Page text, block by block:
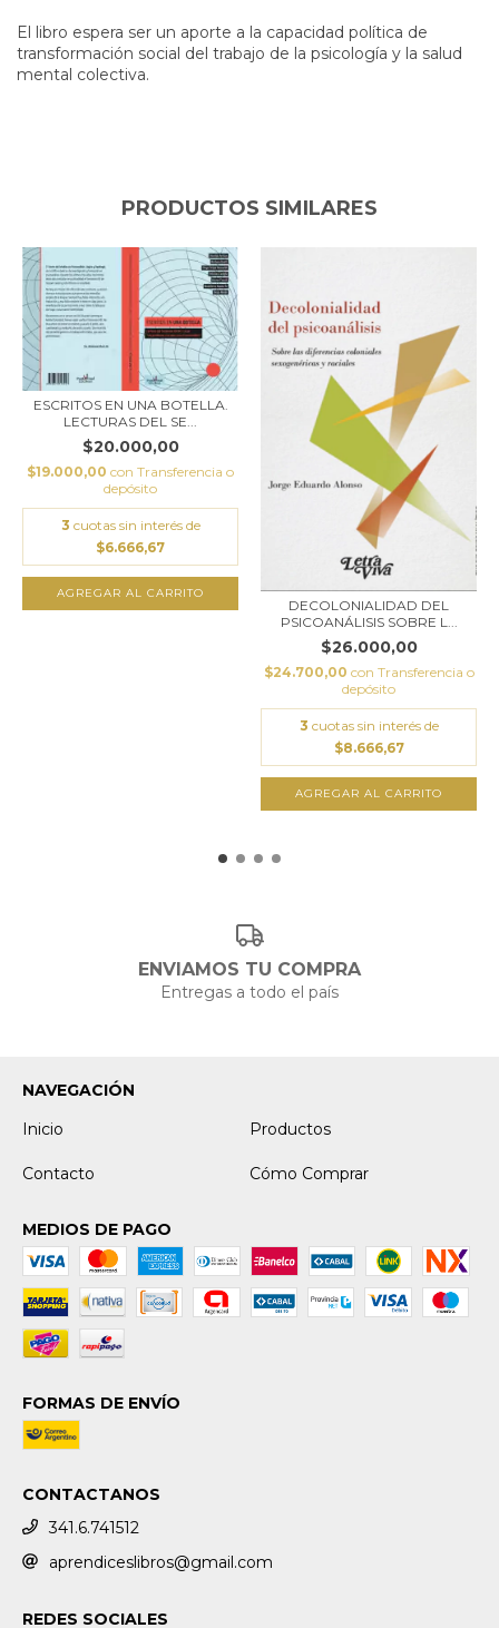
El libro espera ser un aporte a la capacidad política de
transformación social del trabajo de la psicología y la salud
mental colectiva.
PRODUCTOS SIMILARES
ESCRITOS EN UNA BOTELLA.
LECTURAS DEL SE...
$20.000,00
$19.000,00 con Transferencia o
depósito
3 cuotas sin interés de
$6.666,67
AGREGAR AL CARRITO
DECOLONIALIDAD DEL
PSICOANÁLISIS SOBRE L...
$26.000,00
$24.700,00 con Transferencia o
depósito
3 cuotas sin interés de
$8.666,67
AGREGAR AL CARRITO
ENVIAMOS TU COMPRA
Entregas a todo el país
NAVEGACIÓN
Inicio
Productos
Contacto Cómo Comprar
MEDIOS DE PAGO
FORMAS DE ENVÍO
CONTACTANOS
341.6.741512
aprendiceslibros@gmail.com
REDES SOCIALES